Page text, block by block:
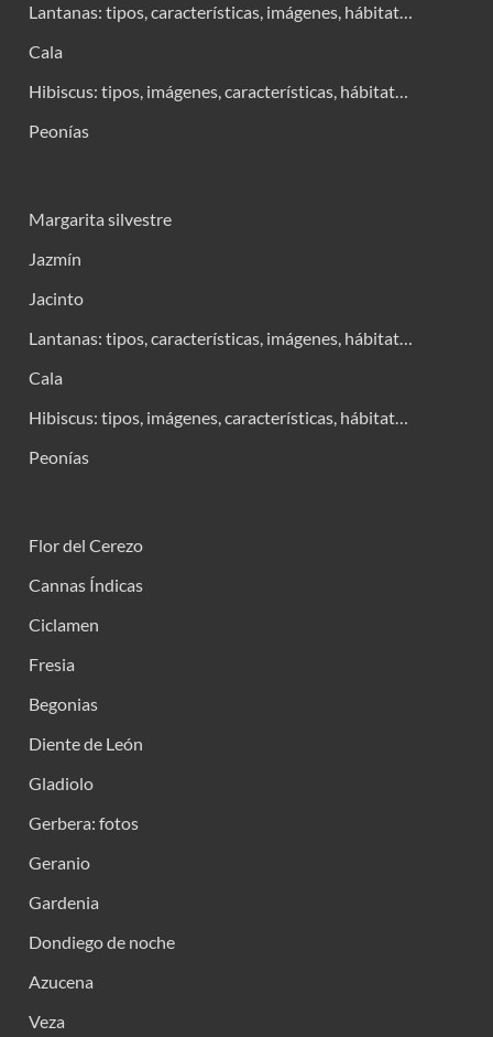
Lantanas: tipos, características, imágenes, hábitat…
Cala
Hibiscus: tipos, imágenes, características, hábitat…
Peonías
Margarita silvestre
Jazmín
Jacinto
Lantanas: tipos, características, imágenes, hábitat…
Cala
Hibiscus: tipos, imágenes, características, hábitat…
Peonías
Flor del Cerezo
Cannas Índicas
Ciclamen
Fresia
Begonias
Diente de León
Gladiolo
Gerbera: fotos
Geranio
Gardenia
Dondiego de noche
Azucena
Veza